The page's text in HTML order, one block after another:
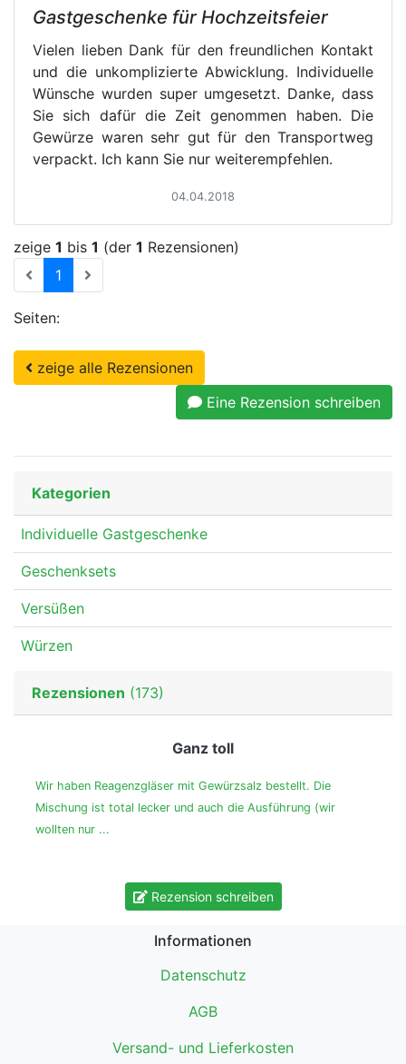
Gastgeschenke für Hochzeitsfeier
Vielen lieben Dank für den freundlichen Kontakt
und die unkomplizierte Abwicklung. Individuelle
Wünsche wurden super umgesetzt. Danke, dass
Sie sich dafür die Zeit genommen haben. Die
Gewürze waren sehr gut für den Transportweg
verpackt. Ich kann Sie nur weiterempfehlen.
04.04.2018
zeige 1 bis 1 (der 1 Rezensionen)
1 (current)
Seiten:
zeige alle Rezensionen
Eine Rezension schreiben
Kategorien
Individuelle Gastgeschenke
Geschenksets
Versüßen
Würzen
Rezensionen (173)
Ganz toll
Wir haben Reagenzgläser mit Gewürzsalz bestellt. Die
Mischung ist total lecker und auch die Ausführung (wir
wollten nur ...
Rezension schreiben
Informationen
Datenschutz
AGB
Versand- und Lieferkosten